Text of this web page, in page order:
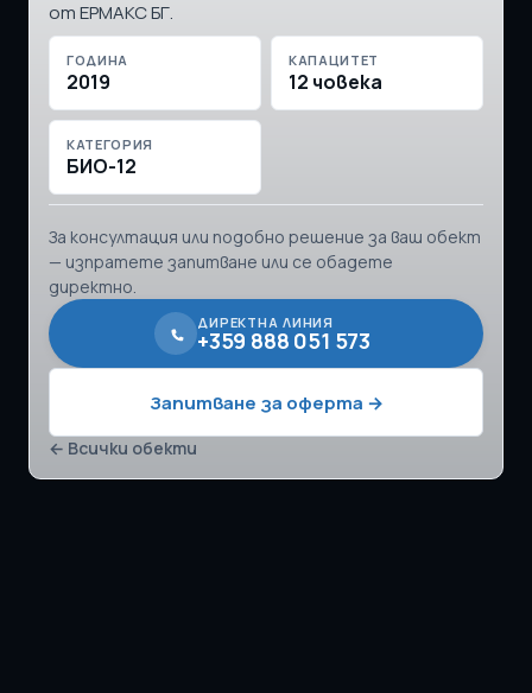
от ЕРМАКС БГ.
ГОДИНА
2019
КАПАЦИТЕТ
12 човека
КАТЕГОРИЯ
БИО-12
За консултация или подобно решение за ваш обект
— изпратете запитване или се обадете
директно.
ДИРЕКТНА ЛИНИЯ
+359 888 051 573
Запитване за оферта →
← Всички обекти